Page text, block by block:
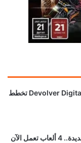
بعد سنوات في البورصة.. Devolver Digital تخطط
محاكي PS5 يحقق قفزة جديدة.. 4 ألعاب تعمل الآن